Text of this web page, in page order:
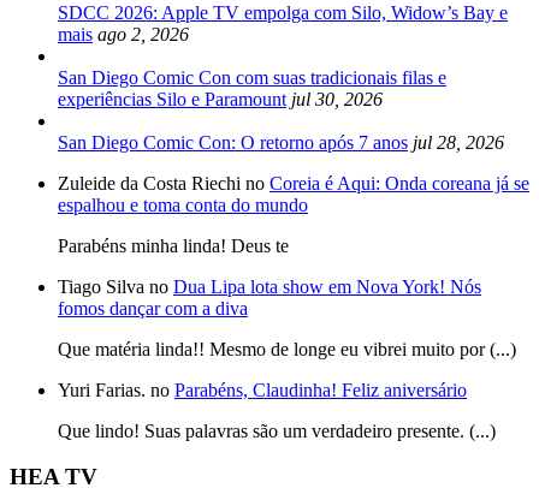
SDCC 2026: Apple TV empolga com Silo, Widow’s Bay e
mais ago 2, 2026
San Diego Comic Con com suas tradicionais filas e
experiências Silo e Paramount jul 30, 2026
San Diego Comic Con: O retorno após 7 anos jul 28, 2026
Zuleide da Costa Riechi no Coreia é Aqui: Onda coreana já se
espalhou e toma conta do mundo
Parabéns minha linda! Deus te
Tiago Silva no Dua Lipa lota show em Nova York! Nós
fomos dançar com a diva
Que matéria linda!! Mesmo de longe eu vibrei muito por (...)
Yuri Farias. no Parabéns, Claudinha! Feliz aniversário
Que lindo! Suas palavras são um verdadeiro presente. (...)
HEA TV